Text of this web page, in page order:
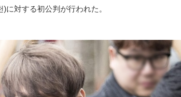
)に対する初公判が行われた。